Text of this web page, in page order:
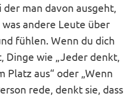
man davon ausgeht,
was andere Leute über
fühlen. Wenn du dich
Dinge wie „Jeder denkt,
Platz aus“ oder „Wenn
rede, denkt sie, dass